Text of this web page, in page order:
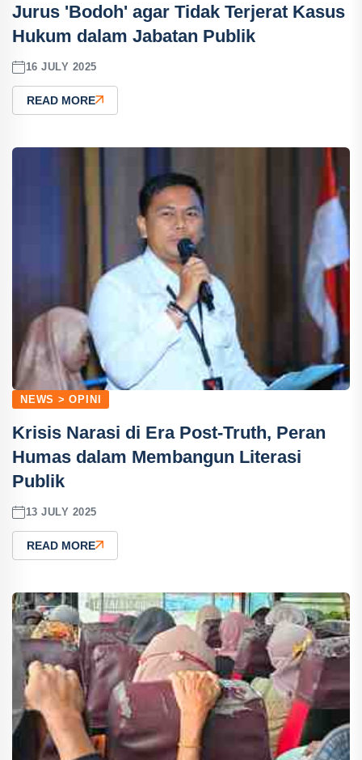
Jurus 'Bodoh' agar Tidak Terjerat Kasus
Hukum dalam Jabatan Publik
16 JULY 2025
READ MORE
NEWS > OPINI
Krisis Narasi di Era Post-Truth, Peran
Humas dalam Membangun Literasi
Publik
13 JULY 2025
READ MORE